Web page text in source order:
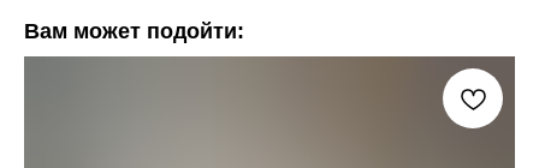
Вам может подойти: